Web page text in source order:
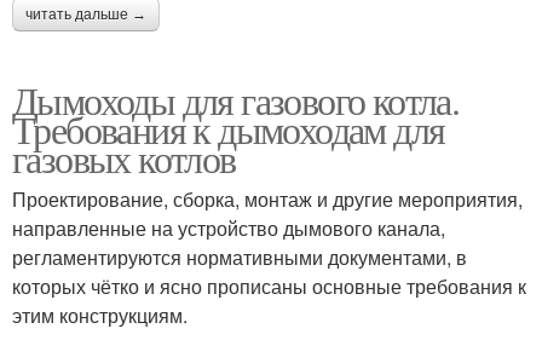
читать дальше →
Дымоходы для газового котла.
Требования к дымоходам для
газовых котлов
Проектирование, сборка, монтаж и другие мероприятия,
направленные на устройство дымового канала,
регламентируются нормативными документами, в
которых чётко и ясно прописаны основные требования к
этим конструкциям.